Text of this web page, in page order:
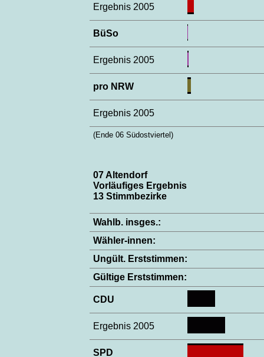
Ergebnis 2005
BüSo
Ergebnis 2005
pro NRW
Ergebnis 2005
(Ende 06 Südostviertel)
07 Altendorf
Vorläufiges Ergebnis
13 Stimmbezirke
Wahlb. insges.:
Wähler-innen:
Ungült. Erststimmen:
Gültige Erststimmen:
CDU
Ergebnis 2005
SPD